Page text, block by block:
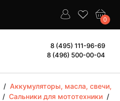
0
8 (495) 111-96-69
8 (496) 500-00-04
/ Аккумуляторы, масла, свечи,
/ Сальники для мототехники /